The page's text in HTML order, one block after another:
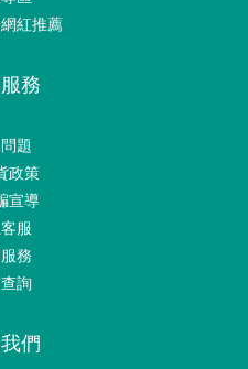
紅推薦
務
題
政策
宣導
服
務
詢
們